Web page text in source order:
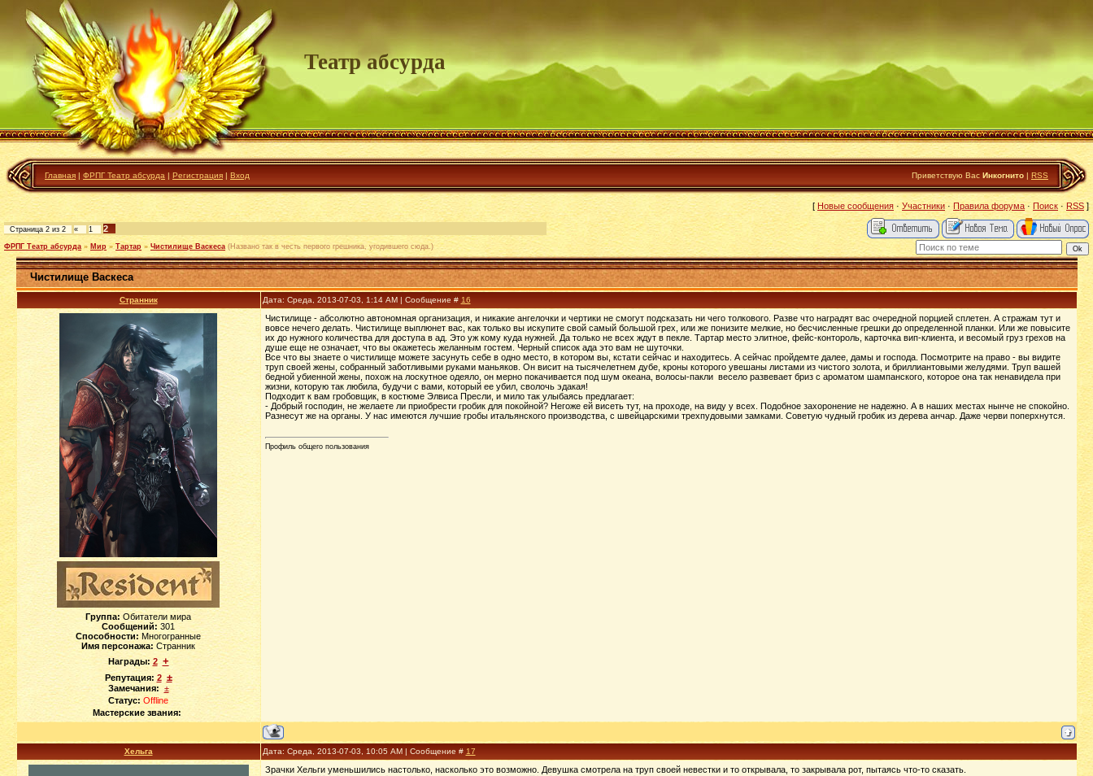
Театр абсурда
Главная | ФРПГ Театр абсурда | Регистрация | Вход Приветствую Вас Инкогнито | RSS
[ Новые сообщения · Участники · Правила форума·Поиск · RSS]
Страница 2 из 2 « 1 2
ФРПГ Театр абсурда » Мир » Тартар » Чистилище Васкеса (Названо так в честь первого грешника, угодившего сюда.)
Чистилище Васкеса
Странник Дата: Среда, 2013-07-03, 1:14 AM | Сообщение # 16
Группа: Обитатели мира
Сообщений: 301
Способности:Многогранные
Имя персонажа: Странник
Награды: 2 +
Репутация: 2 ±
Замечания: ±
Статус: Offline
Мастерские звания:
Чистилище - абсолютно автономная организация, и никакие ангелочки и чертики не смогут подсказать ни чего толкового. Разве что наградят вас очередной порцией сплетен. А стражам тут и
вовсе нечего делать. Чистилище выплюнет вас, как только вы искупите свой самый большой грех, или же понизите мелкие, но бесчисленные грешки до определенной планки. Или же повысите
их до нужного количества для доступа в ад. Это уж кому куда нужней. Да только не всех ждут в пекле. Тартар место элитное, фейс-контороль, карточка вип-клиента, и весомый груз грехов на
душе еще не означает, что вы окажетесь желанным гостем. Черный список ада это вам не шуточки.
Все что вы знаете о чистилище можете засунуть себе в одно место, в котором вы, кстати сейчас и находитесь. А сейчас пройдемте далее, дамы и господа. Посмотрите на право - вы видите
труп своей жены, собранный заботливыми руками маньяков. Он висит на тысячелетнем дубе, кроны которого увешаны листами из чистого золота, и бриллиантовыми желудями. Труп вашей
бедной убиенной жены, похож на лоскутное одеяло, он мерно покачивается под шум океана, волосы-пакли весело развевает бриз с ароматом шампанского, которое она так ненавидела при
жизни, которую так любила, будучи с вами, который ее убил, сволочь эдакая!
Подходит к вам гробовщик, в костюме Элвиса Пресли, и мило так улыбаясь предлагает:
- Добрый господин, не желаете ли приобрести гробик для покойной? Негоже ей висеть тут, на проходе, на виду у всех. Подобное захоронение не надежно. А в наших местах нынче не спокойно.
Разнесут же на органы. У нас имеются лучшие гробы итальянского производства, с швейцарскими трехпудовыми замками. Советую чудный гробик из дерева анчар. Даже черви поперхнутся.
Профиль общего пользования
Хельга Дата: Среда, 2013-07-03, 10:05 AM | Сообщение # 17
Зрачки Хельги уменьшились настолько, насколько это возможно. Девушка смотрела на труп своей невестки и то открывала, то закрывала рот, пытаясь что-то сказать.